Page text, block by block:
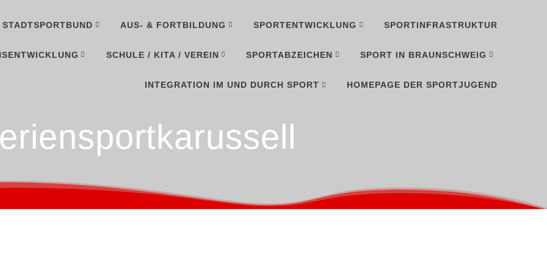
STADTSPORTBUND AUS- & FORTBILDUNG SPORTENTWICKLUNG SPORTINFRASTRUKTUR
SCHULE / KITA / VEREIN SPORTABZEICHEN SPORT IN BRAUNSCHWEIG
INTEGRATION IM UND DURCH SPORT HOMEPAGE DER SPORTJUGEND